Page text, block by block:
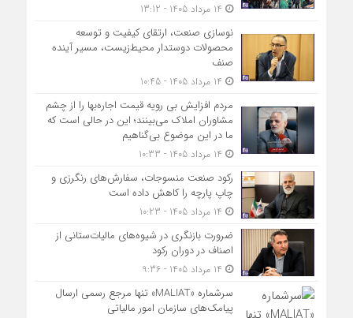
نوسازی صنعت، ارتقای کیفیت و توسعه
محصولات دوستدار محیط‌زیست، مسیر آینده
صنف
مردم افزایش بی رویه قیمت اجاره‌بها را از چشم
مشاوران املاک می‌بینند؛ این در حالی است که
ما در این موضوع بی‌گناهیم
رکود صنعت منسوجات، سفارش‌های رنگرزی و
چاپ پارچه را کاهش داده است
ضرورت بازنگری در شیوه‌های مالیات‌ستانی از
اصناف در دوران رکود
سرشماره «MALIAT» تنها مرجع رسمی ارسال
پیامک‌های سازمان امور مالیاتی